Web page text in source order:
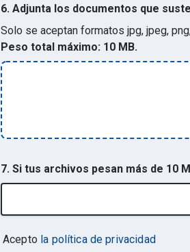
6. Adjunta los documentos que
Solo se aceptan formatos jpg, jpeg,
Peso total máximo: 10 MB.
7. Si tus archivos pesan más de 10
Acepto la política de privacidad